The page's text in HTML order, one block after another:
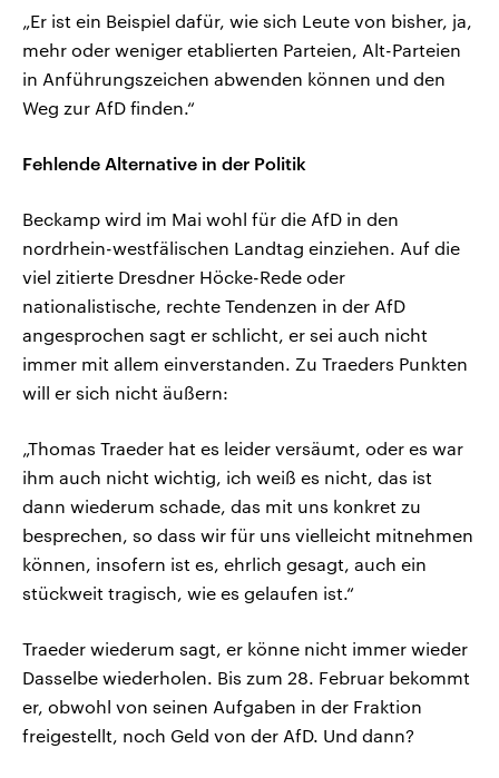
„Er ist ein Beispiel dafür, wie sich Leute von bisher, ja,
mehr oder weniger etablierten Parteien, Alt-Parteien
in Anführungszeichen abwenden können und den
Weg zur AfD finden.“
Fehlende Alternative in der Politik
Beckamp wird im Mai wohl für die AfD in den
nordrhein-westfälischen Landtag einziehen. Auf die
viel zitierte Dresdner Höcke-Rede oder
nationalistische, rechte Tendenzen in der AfD
angesprochen sagt er schlicht, er sei auch nicht
immer mit allem einverstanden. Zu Traeders Punkten
will er sich nicht äußern:
„Thomas Traeder hat es leider versäumt, oder es war
ihm auch nicht wichtig, ich weiß es nicht, das ist
dann wiederum schade, das mit uns konkret zu
besprechen, so dass wir für uns vielleicht mitnehmen
können, insofern ist es, ehrlich gesagt, auch ein
stückweit tragisch, wie es gelaufen ist.“
Traeder wiederum sagt, er könne nicht immer wieder
Dasselbe wiederholen. Bis zum 28. Februar bekommt
er, obwohl von seinen Aufgaben in der Fraktion
freigestellt, noch Geld von der AfD. Und dann?